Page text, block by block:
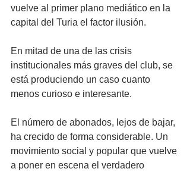
vuelve al primer plano mediático en la
capital del Turia el factor ilusión.
En mitad de una de las crisis
institucionales más graves del club, se
está produciendo un caso cuanto
menos curioso e interesante.
El número de abonados, lejos de bajar,
ha crecido de forma considerable. Un
movimiento social y popular que vuelve
a poner en escena el verdadero